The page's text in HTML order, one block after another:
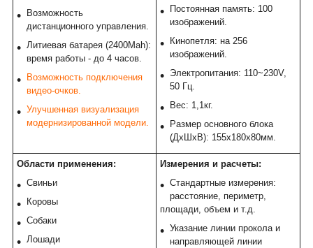
Возможность
дистанционного управления.
Литиевая батарея (2400Mah):
время работы - до 4 часов.
Возможность подключения
видео-очков.
Улучшенная визуализация
модернизированной модели.
Постоянная память: 100
изображений.
Кинопетля: на 256
изображений.
Электропитания: 110~230V,
50 Гц.
Вес: 1,1кг.
Размер основного блока
(ДxШxВ): 155x180x80мм.
Области применения:
Свиньи
Коровы
Собаки
Лошади
Измерения и расчеты:
Стандартные измерения:
расстояние, периметр,
площади, объем и т.д.
Указание линии прокола и
направляющей линии